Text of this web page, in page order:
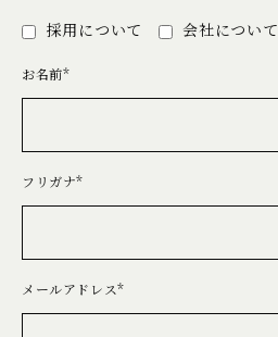
採用について 会社について
お名前*
フリガナ*
メールアドレス*